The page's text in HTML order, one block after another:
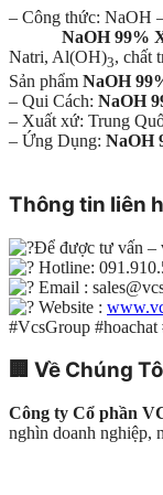
– Công thức: NaOH
NaOH 99%
Natri, Al(OH)3, chất
Sản phẩm NaOH
– Qui Cách: NaOH
– Xuất xứ: Trung
– Ứng Dụng: NaOH
Thông tin liên
Để được tư vấn –
Hotline:
Email :
Website :
#VcsGroup
🏢 Về Chúng
Công ty Cổ phần
nghìn doanh nghiệp,